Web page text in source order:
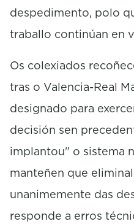
despedimento, polo
traballo continúan en
Os colexiados
tras o Valencia-Real
designado para
decisión sen
implantou" o sistema
manteñen que
unanimemente das
responde a erros